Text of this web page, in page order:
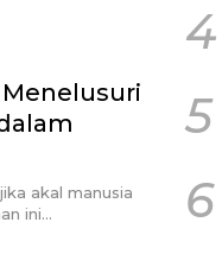
akal manusia
ini…
4
5
6